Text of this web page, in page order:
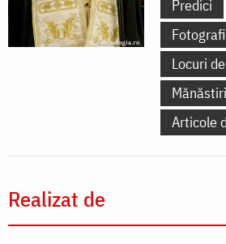
Predici
Locuri
Articole
Realizat de